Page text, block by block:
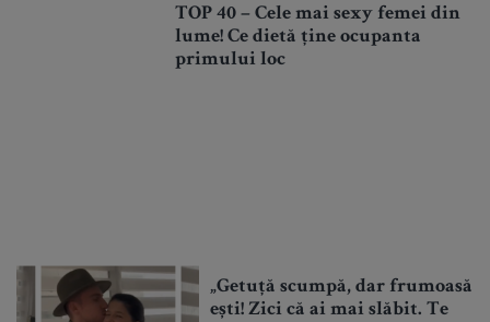
TOP 40 – Cele mai sexy femei din
lume! Ce dietă ține ocupanta
primului loc
„Getuță scumpă, dar frumoasă
ești! Zici că ai mai slăbit. Te